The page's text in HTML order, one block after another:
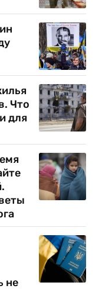
Что
для
не